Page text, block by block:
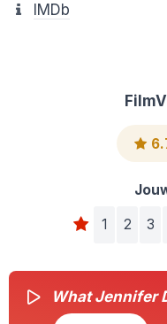
IMDb
1 2 3
What Jennifer